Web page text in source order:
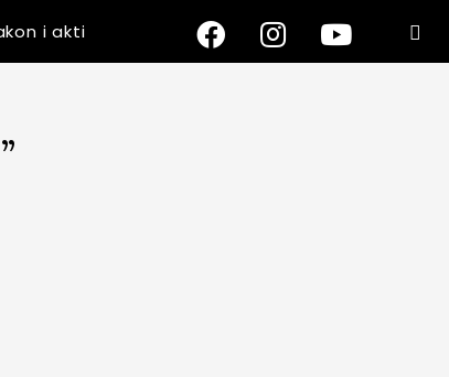
i akti